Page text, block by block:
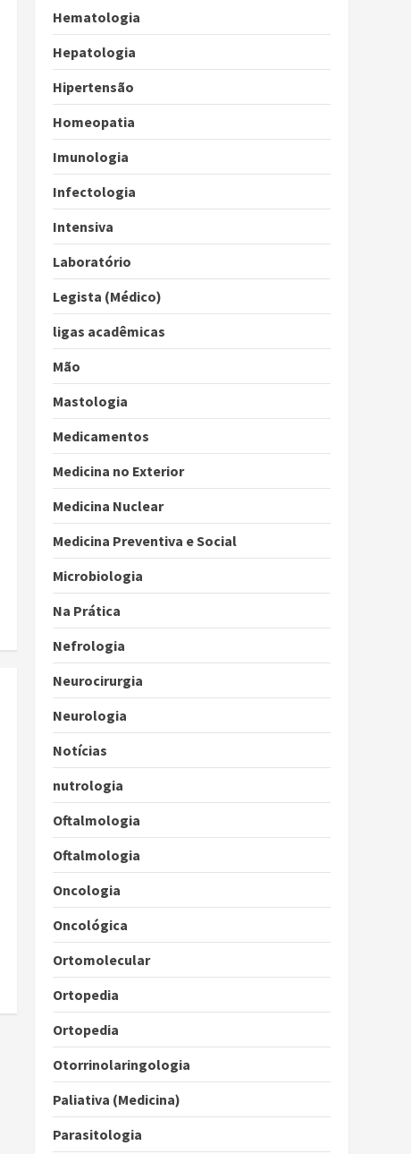
Hematologia
Hepatologia
Hipertensão
Homeopatia
Imunologia
Infectologia
Intensiva
Laboratório
Legista (Médico)
ligas acadêmicas
Mão
Mastologia
Medicamentos
Medicina no Exterior
Medicina Nuclear
Medicina Preventiva e Social
Microbiologia
Na Prática
Nefrologia
Neurocirurgia
Neurologia
Notícias
nutrologia
Oftalmologia
Oftalmologia
Oncologia
Oncológica
Ortomolecular
Ortopedia
Ortopedia
Otorrinolaringologia
Paliativa (Medicina)
Parasitologia